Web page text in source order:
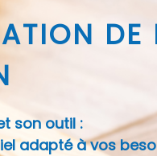
DE
son outil :
adapté à vos